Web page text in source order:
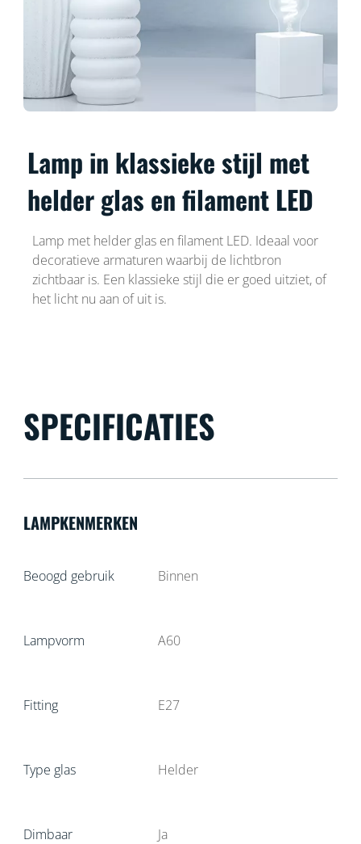
Lamp in klassieke stijl met
helder glas en filament LED
Lamp met helder glas en filament LED. Ideaal voor
decoratieve armaturen waarbij de lichtbron
zichtbaar is. Een klassieke stijl die er goed uitziet, of
het licht nu aan of uit is.
SPECIFICATIES
LAMPKENMERKEN
Beoogd gebruik Binnen
Lampvorm A60
Fitting E27
Type glas Helder
Dimbaar Ja